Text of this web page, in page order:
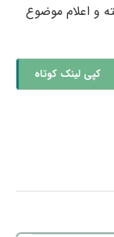
تماس گرفته و اعلام موضوع
کپی لینک کوتاه